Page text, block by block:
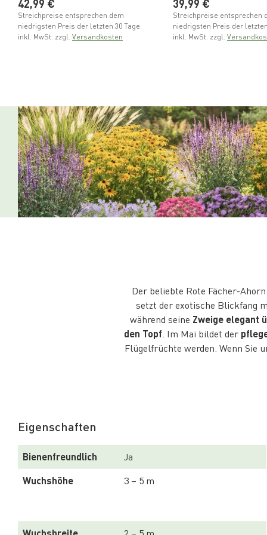
42,99 €
Streichpreise entsprechen dem
niedrigsten Preis der letzten 30 Tage.
inkl. MwSt. zzgl. Versandkosten
39,99 €
Streichpreise entsprechen
niedrigsten Preis der
inkl. MwSt. zzgl.
Der beliebte Rote Fächer-
setzt der exotische Blickfang
während seine Zweige elegant
den Topf . Im Mai bildet der
Flügelfrüchte werden. Wenn Sie
Eigenschaften
Bienenfreundlich
Ja
Wuchshöhe
3 – 5 m